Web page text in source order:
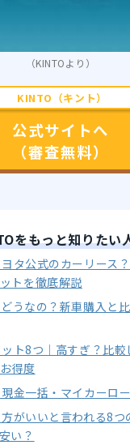
（KINTOより）
KINTO（キント）
公式サイトへ
（審査無料）
をもっと知りたい
タ公式のカーリース
トを徹底解説
うなの？新車購入と
ト8つ｜高すぎ？比較
得度
金一括・マイカーロ
がいいと言われる8つ
い？